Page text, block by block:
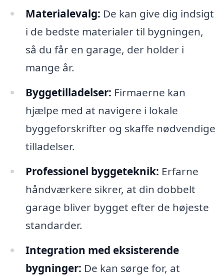
Materialevalg: De kan give dig indsigt
i de bedste materialer til bygningen,
så du får en garage, der holder i
mange år.
Byggetilladelser: Firmaerne kan
hjælpe med at navigere i lokale
byggeforskrifter og skaffe nødvendige
tilladelser.
Professionel byggeteknik: Erfarne
håndværkere sikrer, at din dobbelt
garage bliver bygget efter de højeste
standarder.
Integration med eksisterende
bygninger: De kan sørge for, at